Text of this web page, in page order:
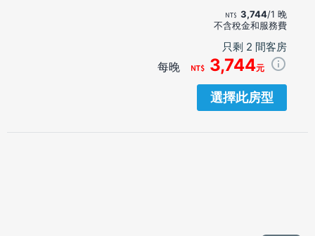
3,744/1 晚
不含稅金和服務費
只剩 2 間客房
每晚 3,744元
選擇此房型